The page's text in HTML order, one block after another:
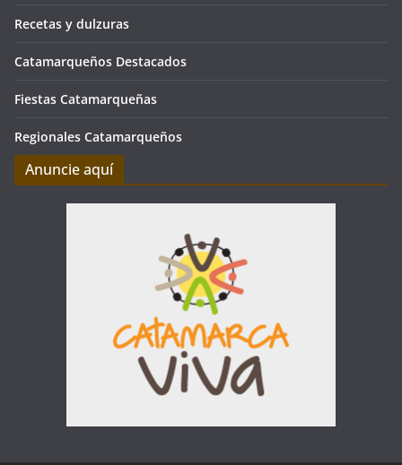
Recetas y dulzuras
Catamarqueños Destacados
Fiestas Catamarqueñas
Regionales Catamarqueños
Anuncie aquí